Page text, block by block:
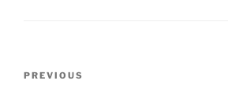
Previous
PREVIOUS